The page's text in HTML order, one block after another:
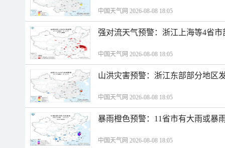
中国天气网 2026-08-08 18:05
强对流天气预警：浙江上海等4省
中国天气网 2026-08-08 18:05
山洪灾害预警：浙江东部部分地区
中国天气网 2026-08-08 18:05
暴雨橙色预警：11省市有大雨或暴
中国天气网 2026-08-08 18:05